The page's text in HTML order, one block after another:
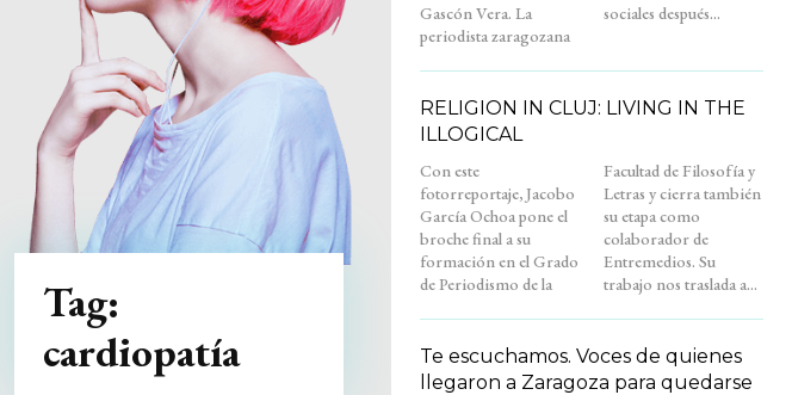
Tag:
cardiopatía
Gascón Vera. La
periodista zaragozana
sociales después...
RELIGION IN CLUJ: LIVING IN THE
ILLOGICAL
Con este
fotorreportaje, Jacobo
García Ochoa pone el
broche final a su
formación en el Grado
de Periodismo de la
Facultad de Filosofía y
Letras y cierra también
su etapa como
colaborador de
Entremedios. Su
trabajo nos traslada a...
Te escuchamos. Voces de quienes
llegaron a Zaragoza para quedarse